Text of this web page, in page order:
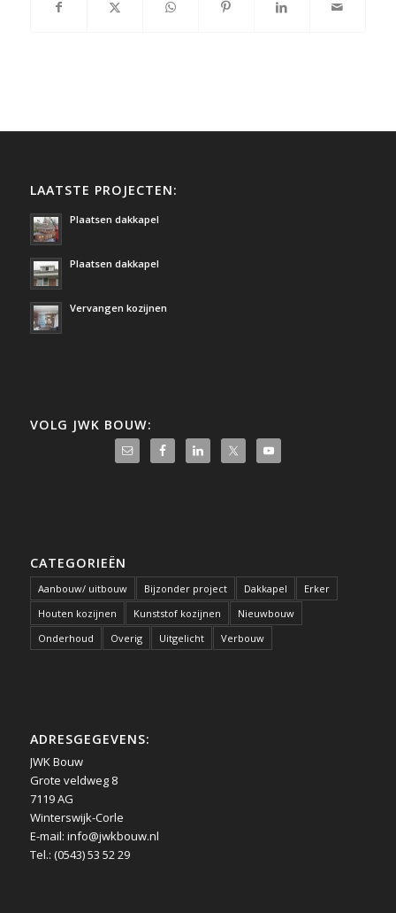
LAATSTE PROJECTEN:
Plaatsen dakkapel
Plaatsen dakkapel
Vervangen kozijnen
VOLG JWK BOUW:
CATEGORIEËN
Aanbouw/ uitbouw Bijzonder project Dakkapel
Erker
Houten kozijnen
Kunststof kozijnen
Nieuwbouw
Onderhoud
Overig Uitgelicht Verbouw
ADRESGEGEVENS:
JWK Bouw
Grote veldweg 8
7119 AG
Winterswijk-Corle
E-mail: info@jwkbouw.nl
Tel.: (0543) 53 52 29